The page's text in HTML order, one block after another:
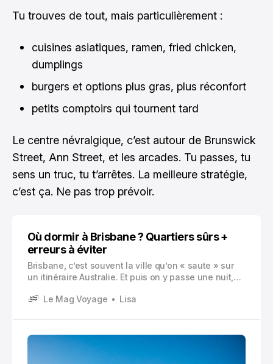
Tu trouves de tout, mais particulièrement :
cuisines asiatiques, ramen, fried chicken,
dumplings
burgers et options plus gras, plus réconfort
petits comptoirs qui tournent tard
Le centre névralgique, c’est autour de Brunswick
Street, Ann Street, et les arcades. Tu passes, tu
sens un truc, tu t’arrêtes. La meilleure stratégie,
c’est ça. Ne pas trop prévoir.
Où dormir à Brisbane ? Quartiers sûrs +
erreurs à éviter
Brisbane, c’est souvent la ville qu’on « saute » sur
un itinéraire Australie. Et puis on y passe une nuit,
quatre jours.
Le Mag Voyage Lisa